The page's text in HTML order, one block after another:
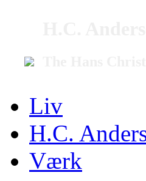
Liv
H.C.
Værk